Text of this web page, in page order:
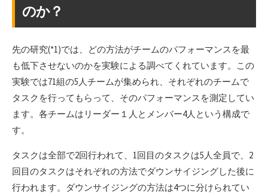
のか？
先の研究(*1)では、どの方法がチームのパフォーマンスを最
も低下させないのかを実験による調べてくれています。この
実験では71組の5人チームが集められ、それぞれのチームで
タスクを行ってもらって、そのパフォーマンスを測定してい
ます。各チームはリーダー１人とメンバー4人という構成で
す。
タスクは全部で2回行われて、1回目のタスクは5人全員で、2
回目のタスクはそれぞれの方法でダウンサイジングした後に
行われます。ダウンサイジングの方法は4つに分けられてい